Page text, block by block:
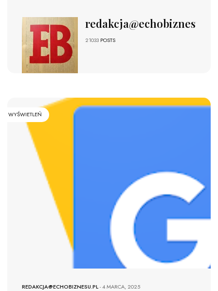
redakcja@echobiznesu.pl
21033 POSTS
WYŚWIETLEŃ
REDAKCJA@ECHOBIZNESU.PL-4 MARCA, 2025